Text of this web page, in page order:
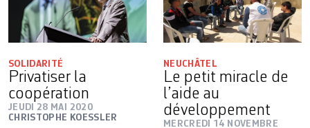
SOLIDARITÉ
Privatiser la
coopération
JEUDI 28 MAI 2020
CHRISTOPHE KOESSLER
NEUCHÂTEL
Le petit miracle de
l’aide au
développement
MERCREDI 14 NOVEMBRE